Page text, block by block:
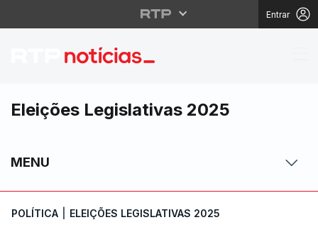
Entrar
Parlamento já está
Eleições Legislativas 2025
MENU
POLÍTICA ELEIÇÕES LEGISLATIVAS 2025